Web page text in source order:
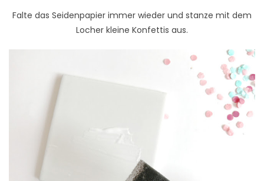
Falte das Seidenpapier immer wieder und stanze mit dem
Locher kleine Konfettis aus.